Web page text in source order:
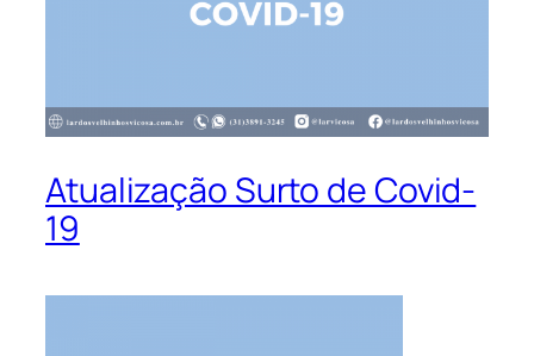
Atualização Surto de Covid-
19